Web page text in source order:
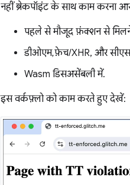
नहीं ब्रेकपॉइंट के साथ काम करना
पहले से मौजूद फ़ंक्शन से मिलने
डीओएम, फ़ेच/XHR, और
Wasm डिसअसेंबली में.
इस वर्कफ़्लो को काम करते हुए देखें: